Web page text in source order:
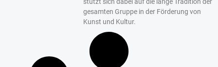
gesamten Gruppe in der Förderung von
Kunst und Kultur.